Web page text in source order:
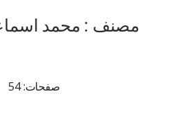
مصنف : محمد
صفحات: 54